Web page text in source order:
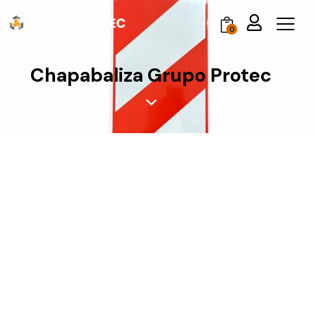
0
Chapabaliza Grupo Protec